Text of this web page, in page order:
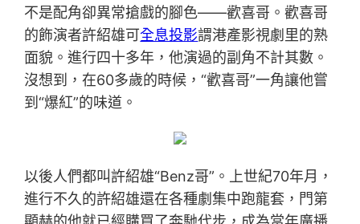
不是配角卻異常搶戲的腳色——歡喜哥。歡喜哥
的飾演者許紹雄可全息投影謂港產影視劇里的熟
面貌。進行四十多年，他演過的副角不計其數。
沒想到，在60多歲的時候，“歡喜哥”一角讓他嘗
到“爆紅”的味道。
以後人們都叫許紹雄“Benz哥”。上世紀70年月，
進行不久的許紹雄還在各種劇集中跑龍套，門第